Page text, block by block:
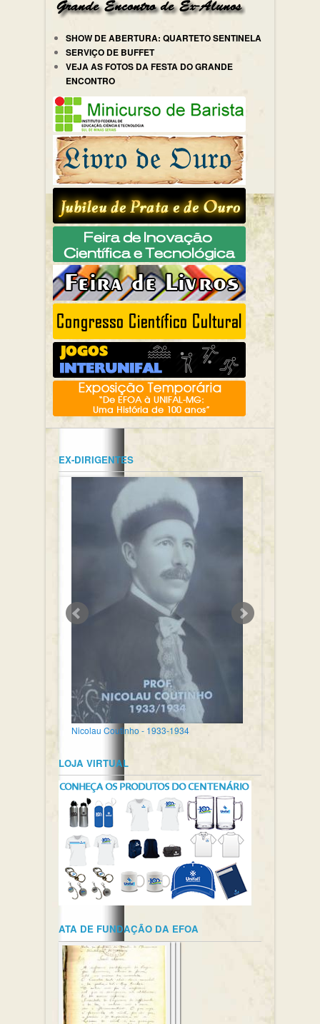
SHOW DE ABERTURA: QUARTETO SENTINELA
SERVIÇO DE BUFFET
VEJA AS FOTOS DA FESTA DO GRANDE
ENCONTRO
EX-DIRIGENTES
Nicolau Coutinho - 1933-1934
LOJA VIRTUAL
ATA DE FUNDAÇÃO DA EFOA